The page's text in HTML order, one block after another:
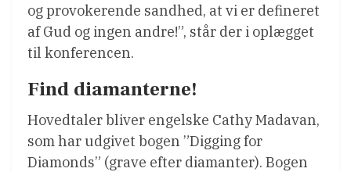
og provokerende sandhed, at vi er defineret
af Gud og ingen andre!”, står der i oplægget
til konferencen.
Find diamanterne!
Hovedtaler bliver engelske Cathy Madavan,
som har udgivet bogen ”Digging for
Diamonds” (grave efter diamanter). Bogen